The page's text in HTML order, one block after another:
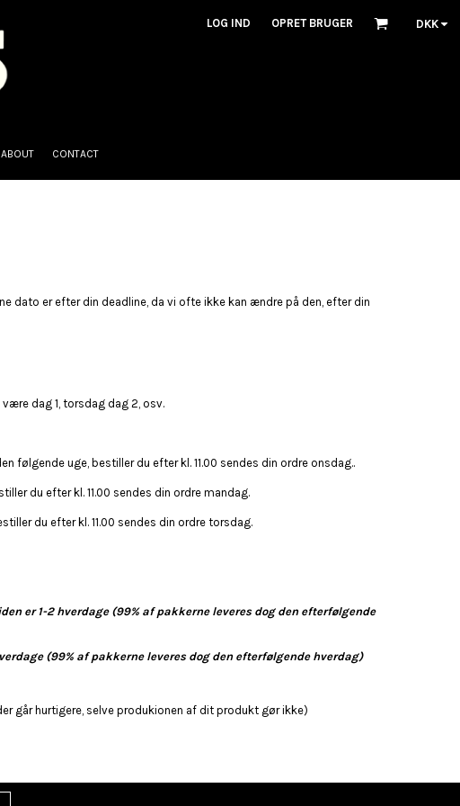
LOG IND OPRET BRUGER DKK
ABOUT CONTACT
dato er efter din deadline, da vi ofte ikke kan ændre på den, efter din
dag 1, torsdag dag 2, osv.
følgende uge, bestiller du efter kl. 11.00 sendes din ordre onsdag..
du efter kl. 11.00 sendes din ordre mandag.
du efter kl. 11.00 sendes din ordre torsdag.
er 1-2 hverdage (99% af pakkerne leveres dog den efterfølgende
(99% af pakkerne leveres dog den efterfølgende hverdag)
går hurtigere, selve produkionen af dit produkt gør ikke)